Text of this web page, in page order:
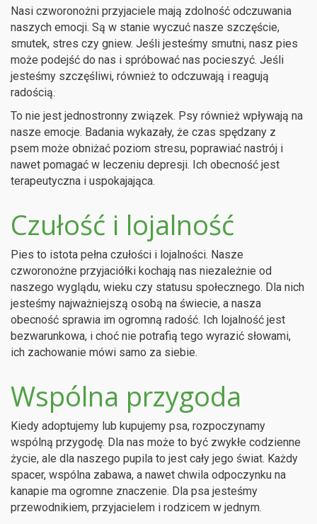
Nasi czworonożni przyjaciele mają zdolność odczuwania
naszych emocji. Są w stanie wyczuć nasze szczęście,
smutek, stres czy gniew. Jeśli jesteśmy smutni, nasz pies
może podejść do nas i spróbować nas pocieszyć. Jeśli
jesteśmy szczęśliwi, również to odczuwają i reagują
radością.
To nie jest jednostronny związek. Psy również wpływają na
nasze emocje. Badania wykazały, że czas spędzany z
psem może obniżać poziom stresu, poprawiać nastrój i
nawet pomagać w leczeniu depresji. Ich obecność jest
terapeutyczna i uspokajająca.
Czułość i lojalność
Pies to istota pełna czułości i lojalności. Nasze
czworonożne przyjaciółki kochają nas niezależnie od
naszego wyglądu, wieku czy statusu społecznego. Dla nich
jesteśmy najważniejszą osobą na świecie, a nasza
obecność sprawia im ogromną radość. Ich lojalność jest
bezwarunkowa, i choć nie potrafią tego wyrazić słowami,
ich zachowanie mówi samo za siebie.
Wspólna przygoda
Kiedy adoptujemy lub kupujemy psa, rozpoczynamy
wspólną przygodę. Dla nas może to być zwykłe codzienne
życie, ale dla naszego pupila to jest cały jego świat. Każdy
spacer, wspólna zabawa, a nawet chwila odpoczynku na
kanapie ma ogromne znaczenie. Dla psa jesteśmy
przewodnikiem, przyjacielem i rodzicem w jednym.